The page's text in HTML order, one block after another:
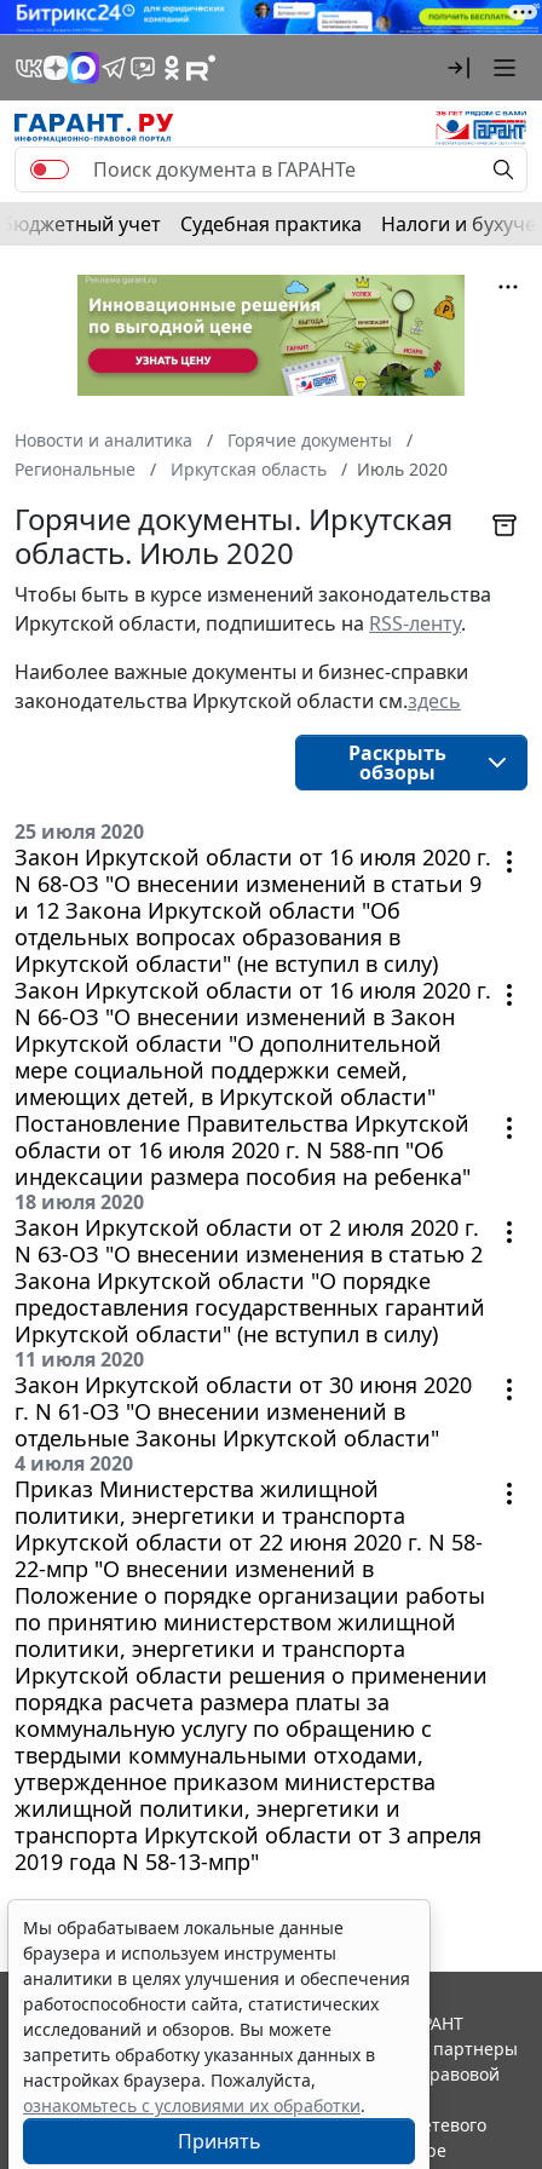
Бюджетный учет Судебная практика Налоги и
Новости и аналитика
Горячие документы
Региональные
Иркутская область Июль 2020
Горячие документы. Иркутская
область. Июль 2020
Чтобы быть в курсе изменений законодательства
Иркутской области, подпишитесь на RSS-ленту.
Наиболее важные документы и бизнес-справки
законодательства Иркутской области см.здесь
Раскрыть
обзоры
25 июля 2020
Закон Иркутской области от 16 июля 2020 г.
N 68-ОЗ "О внесении изменений в статьи 9
и 12 Закона Иркутской области "Об
отдельных вопросах образования в
Иркутской области" (не вступил в силу)
Закон Иркутской области от 16 июля 2020 г.
N 66-ОЗ "О внесении изменений в Закон
Иркутской области "О дополнительной
мере социальной поддержки семей,
имеющих детей, в Иркутской области"
Постановление Правительства Иркутской
области от 16 июля 2020 г. N 588-пп "Об
индексации размера пособия на ребенка"
18 июля 2020
Закон Иркутской области от 2 июля 2020 г.
N 63-ОЗ "О внесении изменения в статью 2
Закона Иркутской области "О порядке
предоставления государственных гарантий
Иркутской области" (не вступил в силу)
11 июля 2020
Закон Иркутской области от 30 июня 2020
г. N 61-ОЗ "О внесении изменений в
отдельные Законы Иркутской области"
4 июля 2020
Приказ Министерства жилищной
политики, энергетики и транспорта
Иркутской области от 22 июня 2020 г. N 58-
22-мпр "О внесении изменений в
Положение о порядке организации работы
по принятию министерством жилищной
политики, энергетики и транспорта
Иркутской области решения о применении
порядка расчета размера платы за
коммунальную услугу по обращению с
твердыми коммунальными отходами,
утвержденное приказом министерства
жилищной политики, энергетики и
транспорта Иркутской области от 3 апреля
2019 года N 58-13-мпр"
Мы обрабатываем локальные данные
браузера и используем инструменты
аналитики в целях улучшения и обеспечения
работоспособности сайта, статистических
исследований и обзоров. Вы можете
запретить обработку указанных данных в
настройках браузера. Пожалуйста,
ознакомьтесь с условиями их обработки.
Принять
© ООО "НПП "ГАРАНТ-СЕРВИС", 2026. Система ГАРАНТ
выпускается с 1990 года. Компания "Гарант" и ее партнеры
являются участниками Российской ассоциации правовой
информации ГАРАНТ.
Портал ГАРАНТ.РУ зарегистрирован в качестве сетевого
издания Федеральной службой по надзору в сфере